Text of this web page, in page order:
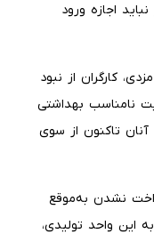
اجازه ورود
کارگران از نبود
نامناسب بهداشتی
تاکنون از سوی
نشدن به‌موقع
این واحد تولیدی،